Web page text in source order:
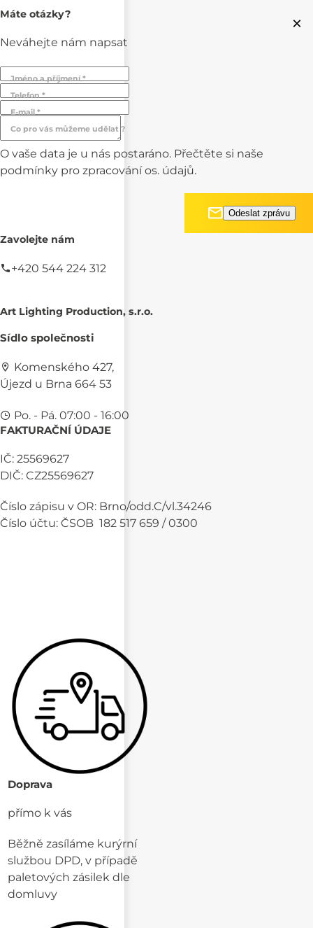
×
Máte otázky?
Neváhejte nám napsat
Jméno a příjmení *
Telefon *
E-mail *
Co pro vás můžeme udělat ?
O vaše data je u nás postaráno. Přečtěte si naše
podmínky pro zpracování os. údajů.
Zavolejte nám
+420 544 224 312
Art Lighting Production, s.r.o.
Sídlo společnosti
Komenského 427,
Újezd u Brna 664 53
Po. - Pá. 07:00 - 16:00
FAKTURAČNÍ ÚDAJE
IČ: 25569627
DIČ: CZ25569627
Číslo zápisu v OR: Brno/odd.C/vl.34246
Číslo účtu: ČSOB 182 517 659 / 0300
Doprava
přímo k vás
Běžně zasíláme kurýrní
službou DPD, v případě
paletových zásilek dle
domluvy